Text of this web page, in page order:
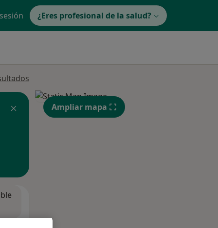
¿Eres profesional de la salud?
Ampliar mapa